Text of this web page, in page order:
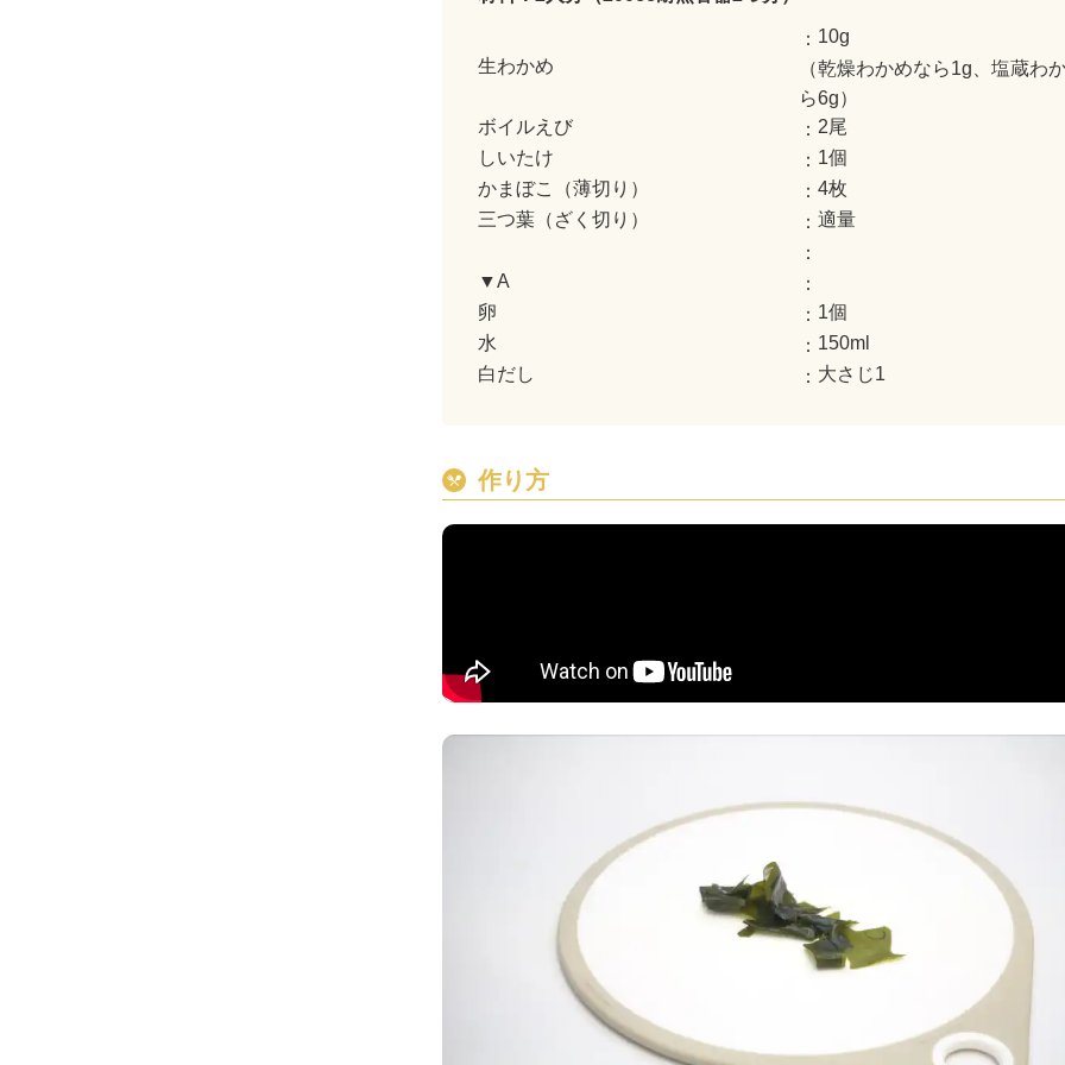
生わかめ
10g
（乾燥わかめなら1g、塩蔵わ
ら6g）
ボイルえび
2尾
しいたけ
1個
かまぼこ（薄切り）
4枚
三つ葉（ざく切り）
適量
▼A
卵
1個
水
150ml
白だし
大さじ1
作り方